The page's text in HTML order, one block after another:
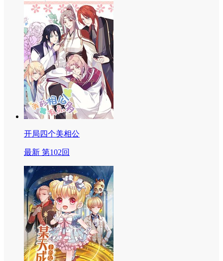
开局四个美相公
最新 第102回